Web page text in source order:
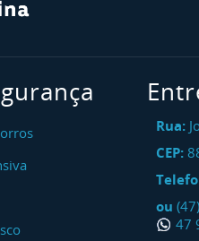
Rua:
CEP:
ou
47